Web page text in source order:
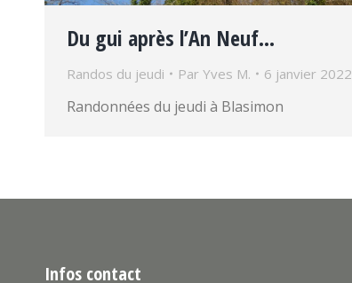
Du gui après l’An Neuf…
Randos du jeudi Par Yves M. 6 janvier 2022
Randonnées du jeudi à Blasimon
Infos contact